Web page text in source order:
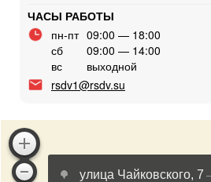
ЧАСЫ РАБОТЫ
пн-пт 09:00 — 18:00
сб
09:00 — 14:00
вс
выходной
rsdv1@rsdv.su